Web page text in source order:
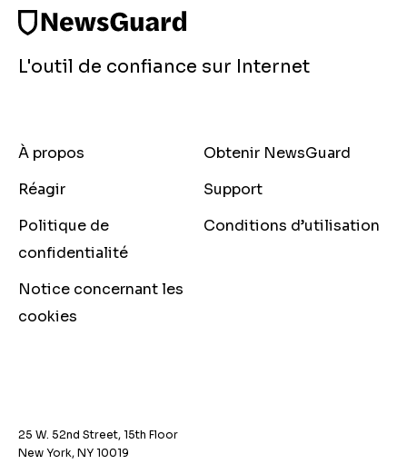
L'outil de confiance sur Internet
À propos
Obtenir NewsGuard
Réagir
Support
Politique de
confidentialité
Conditions d’utilisation
Notice concernant les
cookies
25 W. 52nd Street, 15th Floor
New York, NY 10019